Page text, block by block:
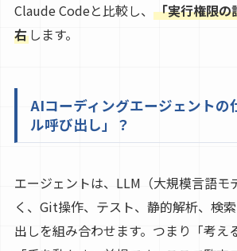
Claude Codeと比較し、 「実行権限の
右します。
AIコーディングエージェントの
ル呼び出し」？
エージェントは、LLM（大規模言語モ
く、Git操作、テスト、静的解析、検
出しを組み合わせます。つまり「考え